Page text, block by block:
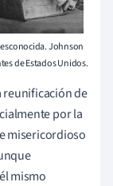
Johnson
de Estados Unidos.
reunificación de
por la
misericordioso
mismo